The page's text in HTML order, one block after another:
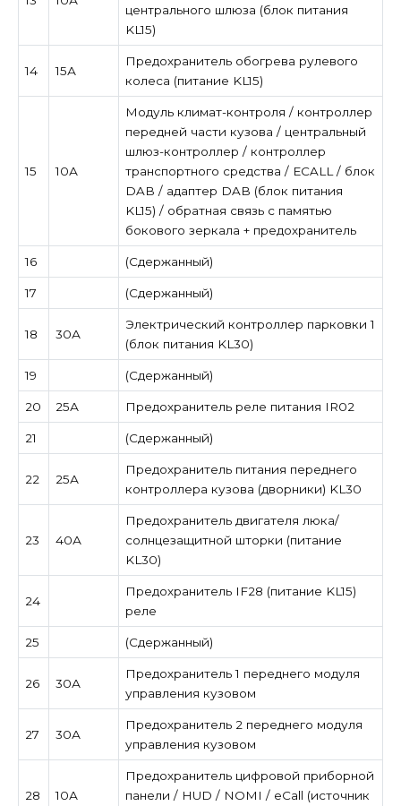
центрального шлюза (блок питания
KL15)
14 15А
Предохранитель обогрева рулевого
колеса (питание KL15)
15 10А
Модуль климат-контроля / контроллер
передней части кузова / центральный
шлюз-контроллер / контроллер
транспортного средства / ECALL / блок
DAB / адаптер DAB (блок питания
KL15) / обратная связь с памятью
бокового зеркала + предохранитель
16 (Сдержанный)
17 (Сдержанный)
18 30А
Электрический контроллер парковки 1
(блок питания KL30)
19 (Сдержанный)
20 25А Предохранитель реле питания IR02
21 (Сдержанный)
22 25А
Предохранитель питания переднего
контроллера кузова (дворники) KL30
23 40А
Предохранитель двигателя люка/
солнцезащитной шторки (питание
KL30)
24
Предохранитель IF28 (питание KL15)
реле
25 (Сдержанный)
26 30А
Предохранитель 1 переднего модуля
управления кузовом
27 30А
Предохранитель 2 переднего модуля
управления кузовом
28 10А
Предохранитель цифровой приборной
панели / HUD / NOMI / eCall (источник